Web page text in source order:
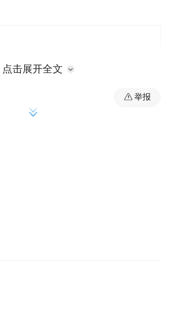
点击展开全文
举报